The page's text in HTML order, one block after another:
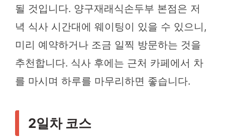
될 것입니다. 양구재래식손두부 본점은 저
녁 식사 시간대에 웨이팅이 있을 수 있으니,
미리 예약하거나 조금 일찍 방문하는 것을
추천합니다. 식사 후에는 근처 카페에서 차
를 마시며 하루를 마무리하면 좋습니다.
2일차 코스